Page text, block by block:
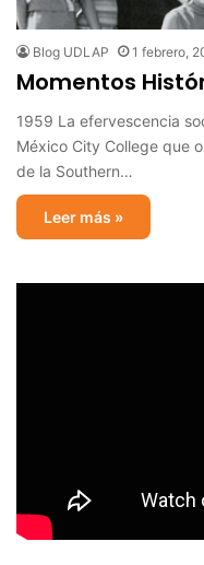
Blog UDLAP 1 febrero,
Momentos
1959 La efervescencia
México City College que
de la Southern…
Leer más »